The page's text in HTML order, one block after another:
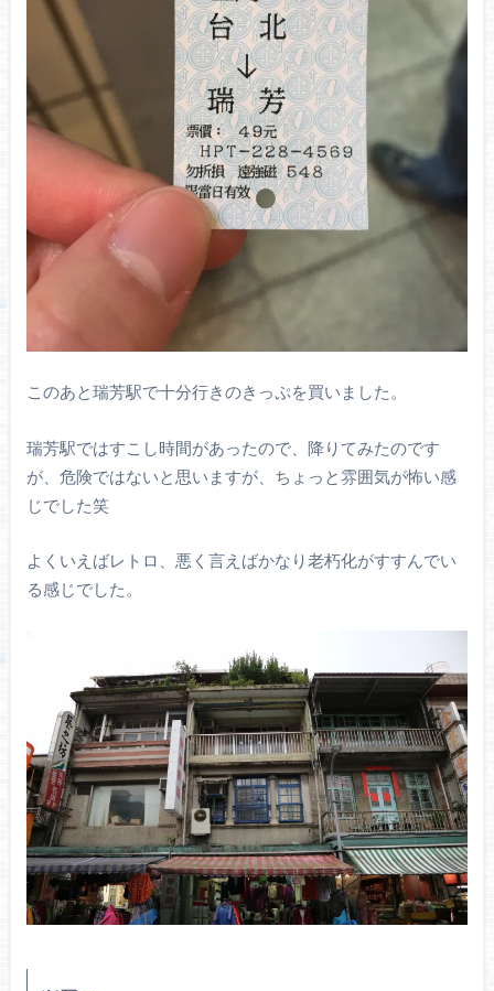
このあと瑞芳駅で十分行きのきっぷを買いました。
瑞芳駅ではすこし時間があったので、降りてみたのです
が、危険ではないと思いますが、ちょっと雰囲気が怖い感
じでした笑
よくいえばレトロ、悪く言えばかなり老朽化がすすんでい
る感じでした。